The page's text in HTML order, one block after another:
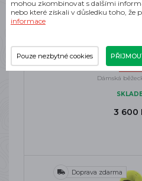
WATERPROOF 10/
Dámská
3 600
Doprava zdarma
mohou zkombinovat s dalšími
nebo které získali v důsledku toho, že
informace
Pouze nezbytné cookies